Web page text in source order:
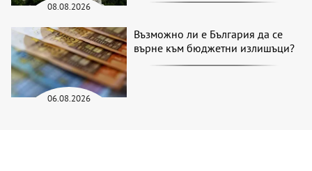
08.08.2026
06.08.2026
Възможно ли е България да се
върне към бюджетни излишъци?